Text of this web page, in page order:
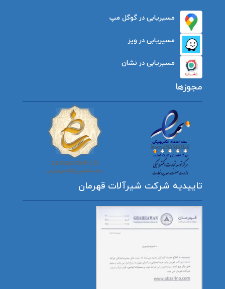
مسیریابی در گوگل مپ
مسیریابی در ویز
مسیریابی در نشان
مجوزها
تاییدیه شرکت شیرآلات قهرمان